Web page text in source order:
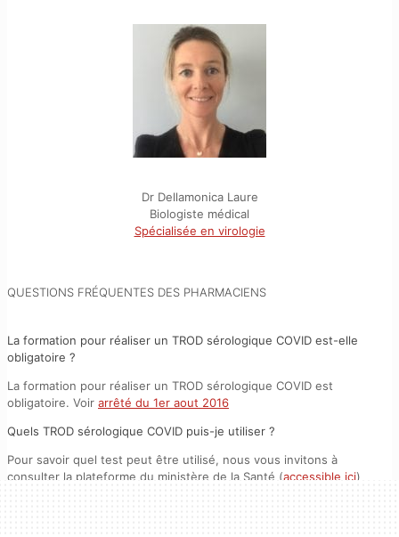
Dr Dellamonica Laure
Biologiste médical
Spécialisée en virologie
QUESTIONS FRÉQUENTES DES PHARMACIENS
La formation pour réaliser un TROD sérologique COVID est-elle
obligatoire ?
La formation pour réaliser un TROD sérologique COVID est
obligatoire. Voir arrêté du 1er aout 2016
Quels TROD sérologique COVID puis-je utiliser ?
Pour savoir quel test peut être utilisé, nous vous invitons à
consulter la plateforme du ministère de la Santé (accessible ici)